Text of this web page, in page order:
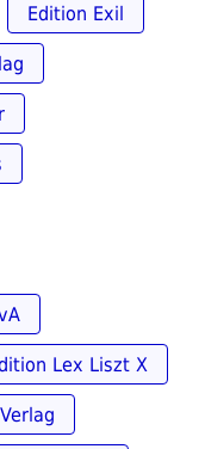
Edition Exil
Lex Liszt X